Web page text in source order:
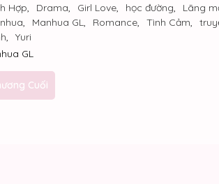
Hợp, Drama, Girl Love, học đường, Lãng
, Manhua GL, Romance, Tình Cảm,
,
Yuri
GL
Cuối